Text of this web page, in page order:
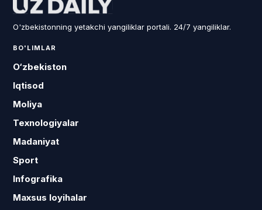
O'zbekistonning yetakchi yangiliklar portali. 24/7 yangiliklar.
BO'LIMLAR
O‘zbekiston
Iqtisod
Moliya
Texnologiyalar
Madaniyat
Sport
Infografika
Maxsus loyihalar